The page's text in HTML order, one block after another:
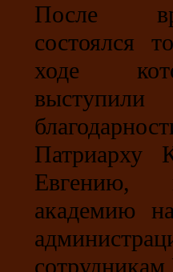
После
состоялся
ходе
Патриарху
Евгению,
академию